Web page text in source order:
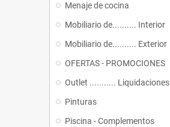
Menaje de cocina
Mobiliario de.......... Interior
Mobiliario de.......... Exterior
OFERTAS - PROMOCIONES
Outlet ........... Liquidaciones
Pinturas
Piscina - Complementos